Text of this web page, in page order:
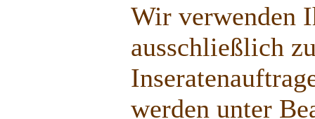
Wir verwenden
ausschließlich
werden unter